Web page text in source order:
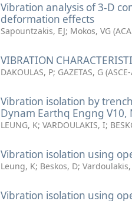
Vibration analysis of 3-D
deformation effects
Sapountzakis, EJ; Mokos, VG (
VIBRATION
DAKOULAS, P; GAZETAS, G (
Vibration isolation by
Dynam Earthq Engng V10,
LEUNG, K; VARDOULAKIS, I;
Vibration isolation using
Leung, K; Beskos, D;
Vibration isolation using